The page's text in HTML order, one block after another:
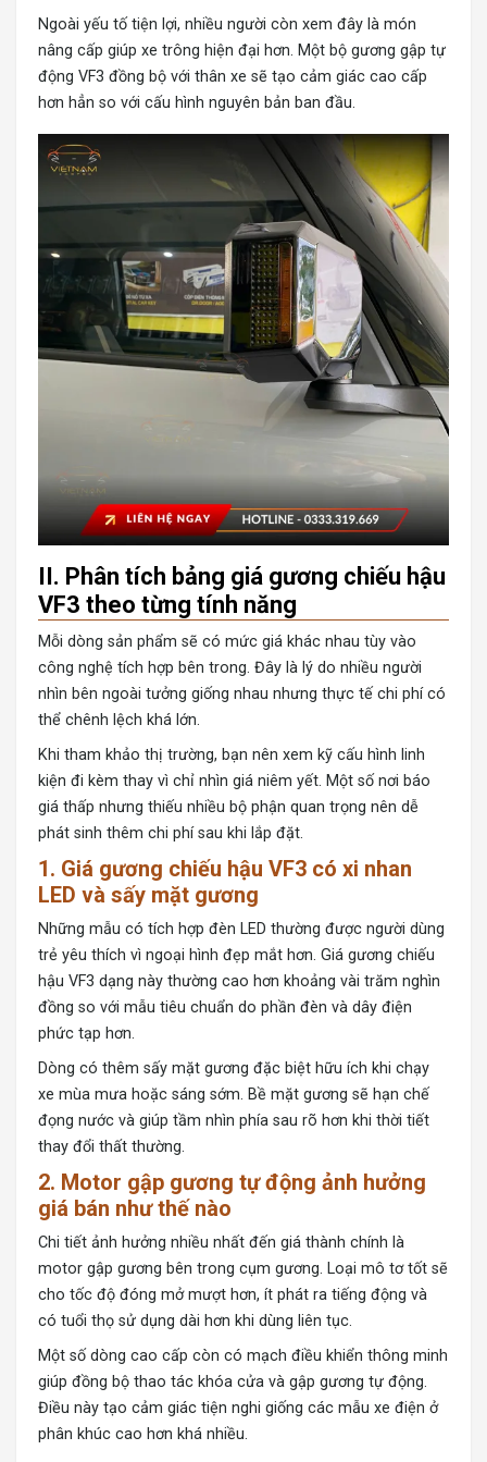
Ngoài yếu tố tiện lợi, nhiều người còn xem đây là món
nâng cấp giúp xe trông hiện đại hơn. Một bộ gương gập tự
động VF3 đồng bộ với thân xe sẽ tạo cảm giác cao cấp
hơn hẳn so với cấu hình nguyên bản ban đầu.
II. Phân tích bảng giá gương chiếu hậu
VF3 theo từng tính năng
Mỗi dòng sản phẩm sẽ có mức giá khác nhau tùy vào
công nghệ tích hợp bên trong. Đây là lý do nhiều người
nhìn bên ngoài tưởng giống nhau nhưng thực tế chi phí có
thể chênh lệch khá lớn.
Khi tham khảo thị trường, bạn nên xem kỹ cấu hình linh
kiện đi kèm thay vì chỉ nhìn giá niêm yết. Một số nơi báo
giá thấp nhưng thiếu nhiều bộ phận quan trọng nên dễ
phát sinh thêm chi phí sau khi lắp đặt.
1. Giá gương chiếu hậu VF3 có xi nhan
LED và sấy mặt gương
Những mẫu có tích hợp đèn LED thường được người dùng
trẻ yêu thích vì ngoại hình đẹp mắt hơn. Giá gương chiếu
hậu VF3 dạng này thường cao hơn khoảng vài trăm nghìn
đồng so với mẫu tiêu chuẩn do phần đèn và dây điện
phức tạp hơn.
Dòng có thêm sấy mặt gương đặc biệt hữu ích khi chạy
xe mùa mưa hoặc sáng sớm. Bề mặt gương sẽ hạn chế
đọng nước và giúp tầm nhìn phía sau rõ hơn khi thời tiết
thay đổi thất thường.
2. Motor gập gương tự động ảnh hưởng
giá bán như thế nào
Chi tiết ảnh hưởng nhiều nhất đến giá thành chính là
motor gập gương bên trong cụm gương. Loại mô tơ tốt sẽ
cho tốc độ đóng mở mượt hơn, ít phát ra tiếng động và
có tuổi thọ sử dụng dài hơn khi dùng liên tục.
Một số dòng cao cấp còn có mạch điều khiển thông minh
giúp đồng bộ thao tác khóa cửa và gập gương tự động.
Điều này tạo cảm giác tiện nghi giống các mẫu xe điện ở
phân khúc cao hơn khá nhiều.